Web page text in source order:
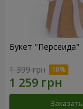
Букет "Персеида"
1 399 грн
Заказать